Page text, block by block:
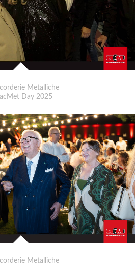
Metalliche
Day 2025
Metalliche